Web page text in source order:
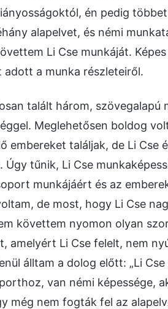
én pedig
alapelvet, és némi
Li Cse munkáját.
adott a munka részleteiről.
talált három, szövegalapú
Meglehetősen boldog
embereket találjak, de Li Cse
tűnik, Li Cse
munkájáért és az
de most, hogy Li Cse
követtem nyomon olyan
amelyért Li Cse felelt, nem
álltam a dolog előtt: „Li
van némi képessége,
még nem fogták fel az